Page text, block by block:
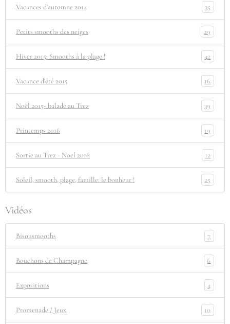
Vacances d'automne 2014 35
Petits smooths des neiges 29
Hiver 2015: Smooths à la plage ! 42
Vacance d'été 2015 16
Noël 2015- balade au Trez 39
Printemps 2016 19
Sortie au Trez - Noel 2016 12
Soleil, smooth, plage, famille: le bonheur ! 25
Vidéos
Bisousmooths 7
Bouchons de Champagne 6
Expositions 4
Promenade / Jeux 10